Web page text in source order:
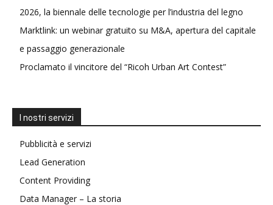
2026, la biennale delle tecnologie per l’industria del legno
Marktlink: un webinar gratuito su M&A, apertura del capitale
e passaggio generazionale
Proclamato il vincitore del “Ricoh Urban Art Contest”
I nostri servizi
Pubblicità e servizi
Lead Generation
Content Providing
Data Manager – La storia